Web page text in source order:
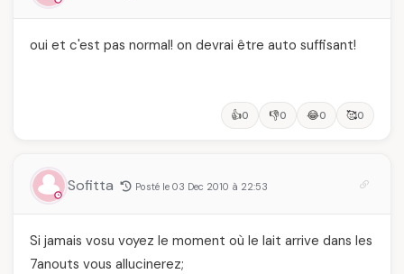
oui et c'est pas normal! on devrai être auto suffisant!
👍0 👎0 😂0 🥰0
Sofitta Posté le 03 Dec 2010 à 22:53
Si jamais vosu voyez le moment où le lait arrive dans les
7anouts vous allucinerez;